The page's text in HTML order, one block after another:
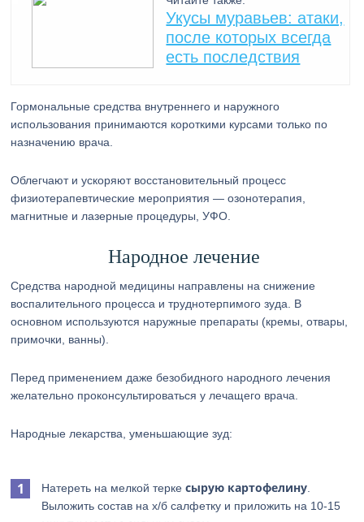
Укусы муравьев: атаки,
после которых всегда
есть последствия
Гормональные средства внутреннего и наружного
использования принимаются короткими курсами только по
назначению врача.
Облегчают и ускоряют восстановительный процесс
физиотерапевтические мероприятия — озонотерапия,
магнитные и лазерные процедуры, УФО.
Народное лечение
Средства народной медицины направлены на снижение
воспалительного процесса и труднотерпимого зуда. В
основном используются наружные препараты (кремы, отвары,
примочки, ванны).
Перед применением даже безобидного народного лечения
желательно проконсультироваться у лечащего врача.
Народные лекарства, уменьшающие зуд:
Натереть на мелкой теркесырую картофелину
Выложить состав на х/б салфетку и приложить на 10-15